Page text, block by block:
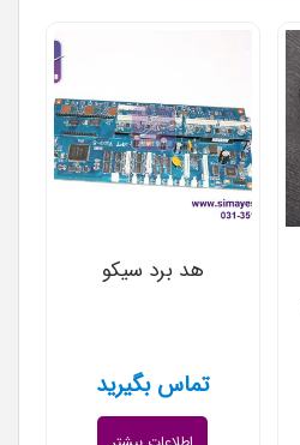
هد برد سیکو
تماس بگیرید